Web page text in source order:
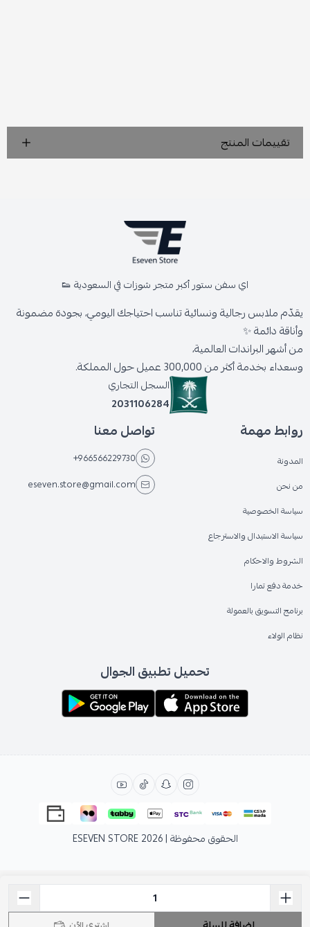
تقييمات المنتج
اي سفن ستور أكبر متجر شوزات في السعودية 👟
يقدّم ملابس رجالية ونسائية تناسب احتياجك اليومي، بجودة مضمونة
وأناقة دائمة ✨
من أشهر البراندات العالمية،
وسعداء بخدمة أكثر من 300,000 عميل حول المملكة.
السجل التجاري
2031106284
روابط مهمة
المدونة
من نحن
سياسة الخصوصية
سياسة الاستبدال والاسترجاع
الشروط والاحكام
خدمة دفع تمارا
برنامج التسويق بالعمولة
نظام الولاء
تواصل معنا
+966566229730
eseven.store@gmail.com
تحميل تطبيق الجوال
الحقوق محفوظة | 2026 ESEVEN STORE